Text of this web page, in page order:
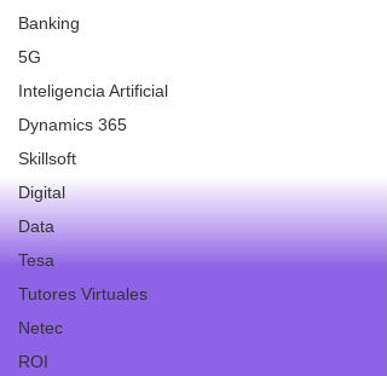
Banking
5G
Inteligencia Artificial
Dynamics 365
Skillsoft
Digital
Data
Tesa
Tutores Virtuales
Netec
ROI